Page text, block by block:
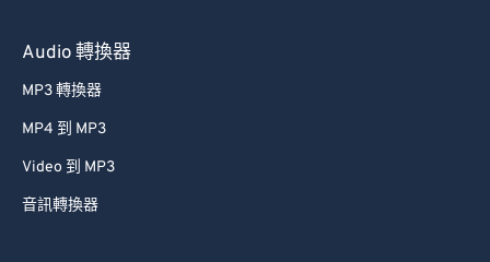
Audio 轉換器
MP3 轉換器
MP4 到 MP3
Video 到 MP3
音訊轉換器